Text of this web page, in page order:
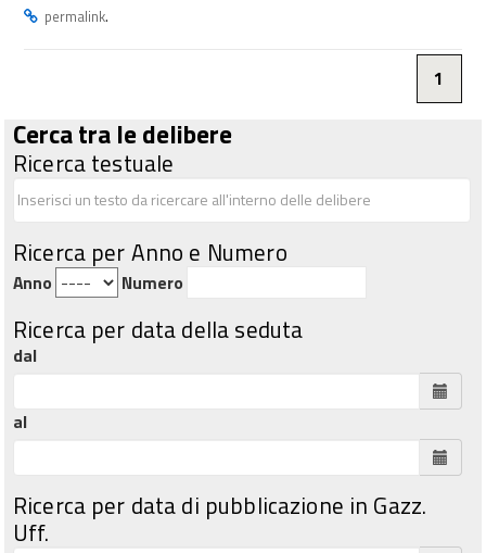
permalink.
1
Cerca tra le delibere
Ricerca testuale
Ricerca per Anno e Numero
Anno Numero
Ricerca per data della seduta
dal
al
Ricerca per data di pubblicazione in Gazz.
Uff.